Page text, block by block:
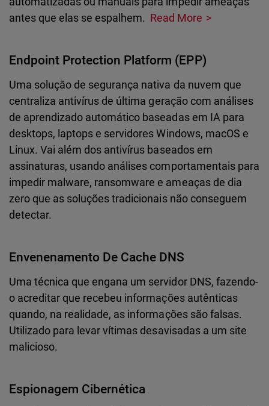
antes que elas se espalhem. Read More
Endpoint Protection Platform (EPP)
Uma solução de segurança nativa da nuvem que
centraliza antivírus de última geração com análises
de aprendizado automático baseadas em IA para
desktops, laptops e servidores Windows, macOS e
Linux. Vai além dos antivírus baseados em
assinaturas, usando análises comportamentais para
impedir malware, ransomware e ameaças de dia
zero que as soluções tradicionais não conseguem
detectar.
Envenenamento De Cache DNS
Uma técnica que engana um servidor DNS, fazendo-
o acreditar que recebeu informações autênticas
quando, na realidade, as informações são falsas.
Utilizado para levar vítimas desavisadas a um site
malicioso.
Espionagem Cibernética